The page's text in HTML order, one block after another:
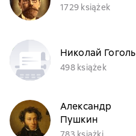
1729 książek
Николай Гоголь
498 książek
Александр
Пушкин